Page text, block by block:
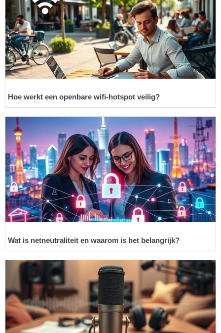
Hoe werkt een openbare wifi-hotspot veilig?
Wat is netneutraliteit en waarom is het belangrijk?